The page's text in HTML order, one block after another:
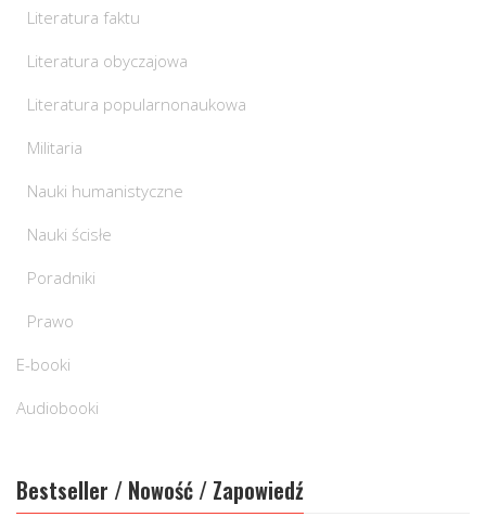
Literatura faktu
Literatura obyczajowa
Literatura popularnonaukowa
Militaria
Nauki humanistyczne
Nauki ścisłe
Poradniki
Prawo
E-booki
Audiobooki
Bestseller / Nowość / Zapowiedź